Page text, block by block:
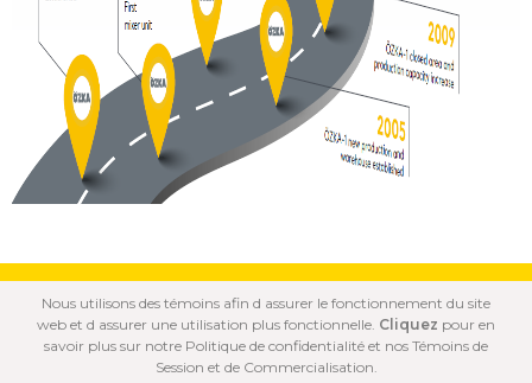
© 2020 ÖZKA Tous droits réservés.
POLITIQUE DE
Nous utilisons des témoins afin d assurer le fonctionnement du site
web et d assurer une utilisation plus fonctionnelle. Cliquez pour en
savoir plus sur notre Politique de confidentialité et nos Témoins de
Session et de Commercialisation.